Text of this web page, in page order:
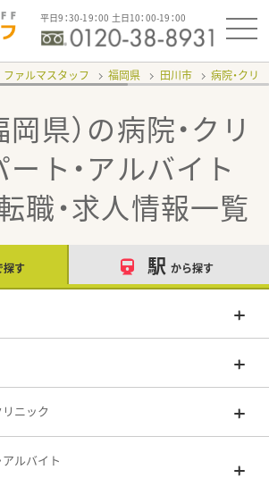
平日9：30-19：00 土日10：00-19：00
ファルマスタッフ 福岡県 田川市 病院・クリ
県）の病院・クリ
ート・アルバイト
職・求人情報一覧
探す 駅 から探す
リニック
アルバイト